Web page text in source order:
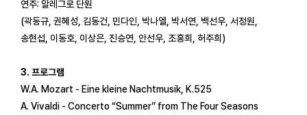
연주: 알레그로 단원
(곽동규, 권혜성, 김동건, 민다인, 박나엘, 박서연, 백선우, 서정원,
송현섭, 이동호, 이상은, 진승연, 안선우, 조홍희, 허주희)
3. 프로그램
W.A. Mozart - Eine kleine Nachtmusik, K.525
A. Vivaldi - Concerto “Summer” from The Four Seasons